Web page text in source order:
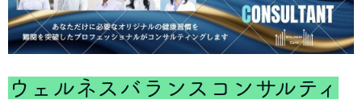
ウェルネスバランスコンサルティ